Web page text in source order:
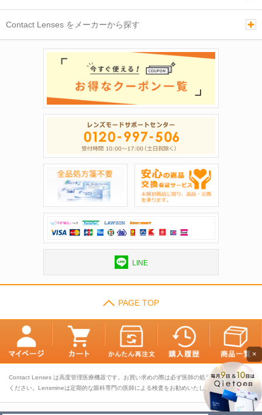
Contact Lenses をメーカーから探す
LINE
PAGE TOP
Contact Lenses は高度管理医療機器です。お買い求めの際は必ず医師の処方に基づきお選び
ください。Lensmineは定期的な眼科専門の医師による検査をお勧めいたします。
×